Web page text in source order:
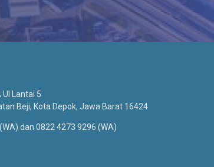
Lantai 5
Beji, Kota Depok, Jawa Barat 16424
dan 0822 4273 9296 (WA)